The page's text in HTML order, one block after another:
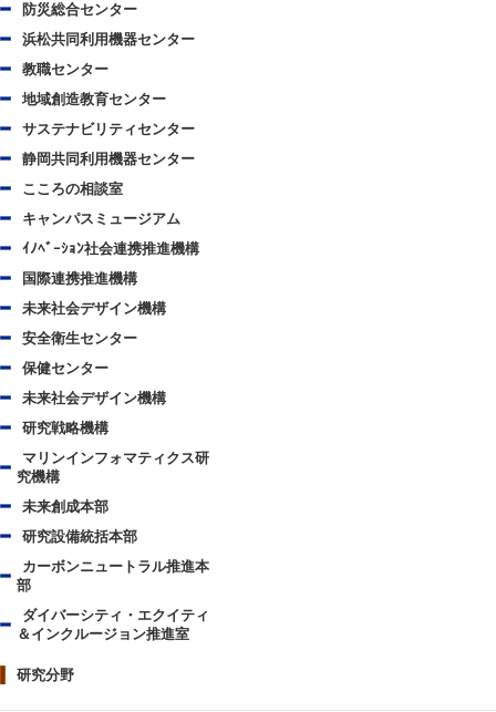
防災総合センター
浜松共同利用機器センター
教職センター
地域創造教育センター
サステナビリティセンター
静岡共同利用機器センター
こころの相談室
キャンパスミュージアム
ｲﾉﾍﾞｰｼｮﾝ社会連携推進機構
国際連携推進機構
未来社会デザイン機構
安全衛生センター
保健センター
未来社会デザイン機構
研究戦略機構
マリンインフォマティクス研
究機構
未来創成本部
研究設備統括本部
カーボンニュートラル推進本
部
ダイバーシティ・エクイティ
＆インクルージョン推進室
研究分野